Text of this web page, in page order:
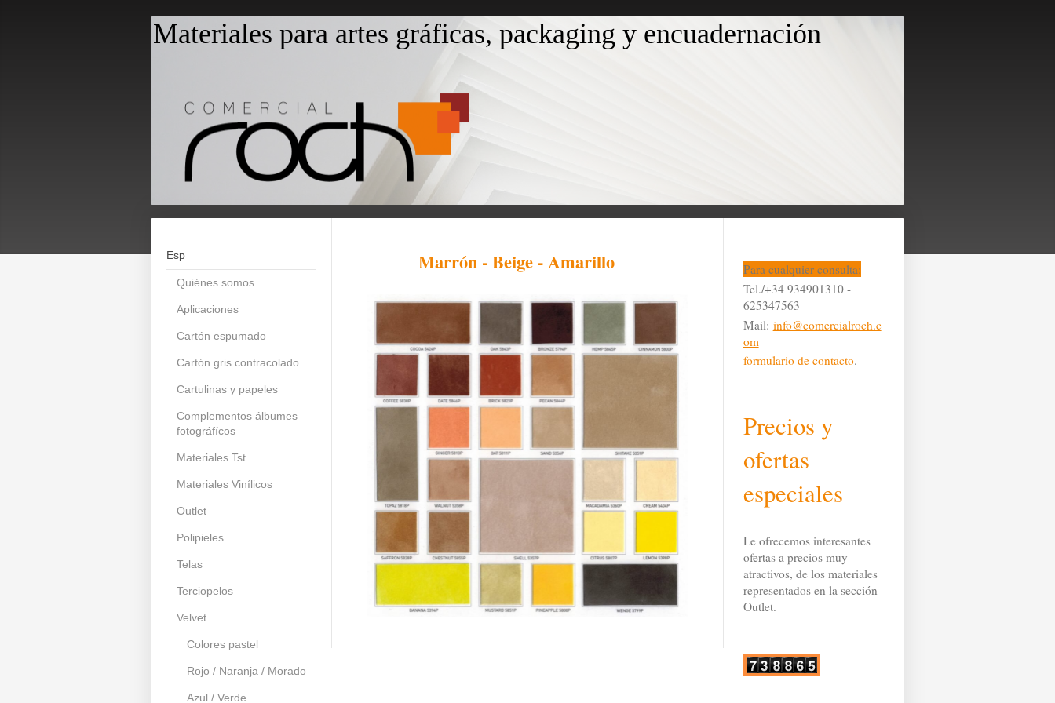
Materiales para artes gráficas, packaging y encuadernación
Esp
Quiénes somos
Aplicaciones
Cartón espumado
Cartón gris contracolado
Cartulinas y papeles
Complementos álbumes
fotográfícos
Materiales Tst
Materiales Vinílicos
Outlet
Polipieles
Telas
Terciopelos
Velvet
Colores pastel
Rojo / Naranja / Morado
Azul / Verde
Marrón - Beige - Amarillo
Para cualquier consulta:
Tel./+34 934901310 -
625347563
Mail: info@comercialroch.c
om
formulario de contacto.
Precios y
ofertas
especiales
Le ofrecemos interesantes
ofertas a precios muy
atractivos, de los materiales
representados en la sección
Outlet.